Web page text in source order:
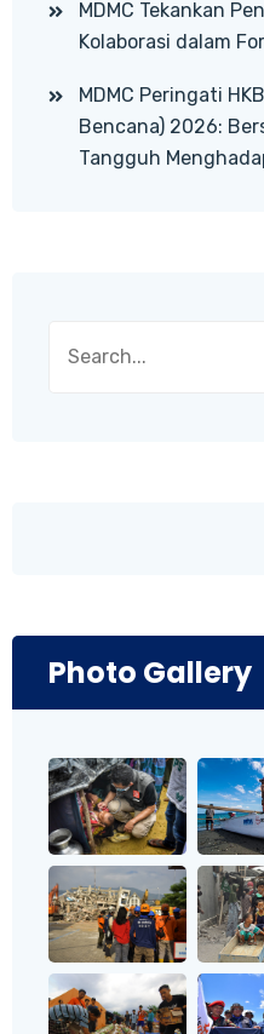
MDMC Tekankan
Kolaborasi dalam
MDMC Peringati
Bencana) 2026:
Tangguh
Photo Gallery